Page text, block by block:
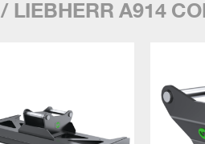
/ LIEBHERR A914